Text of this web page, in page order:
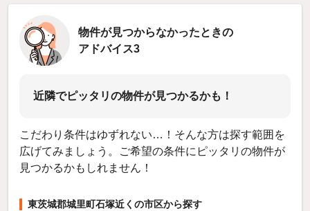
物件が見つからなかったときの
アドバイス3
近隣でピッタリの物件が見つかるかも！
こだわり条件はゆずれない…！そんな方は探す範囲を
広げてみましょう。ご希望の条件にピッタリの物件が
見つかるかもしれません！
東茨城郡城里町石塚近くの市区から探す